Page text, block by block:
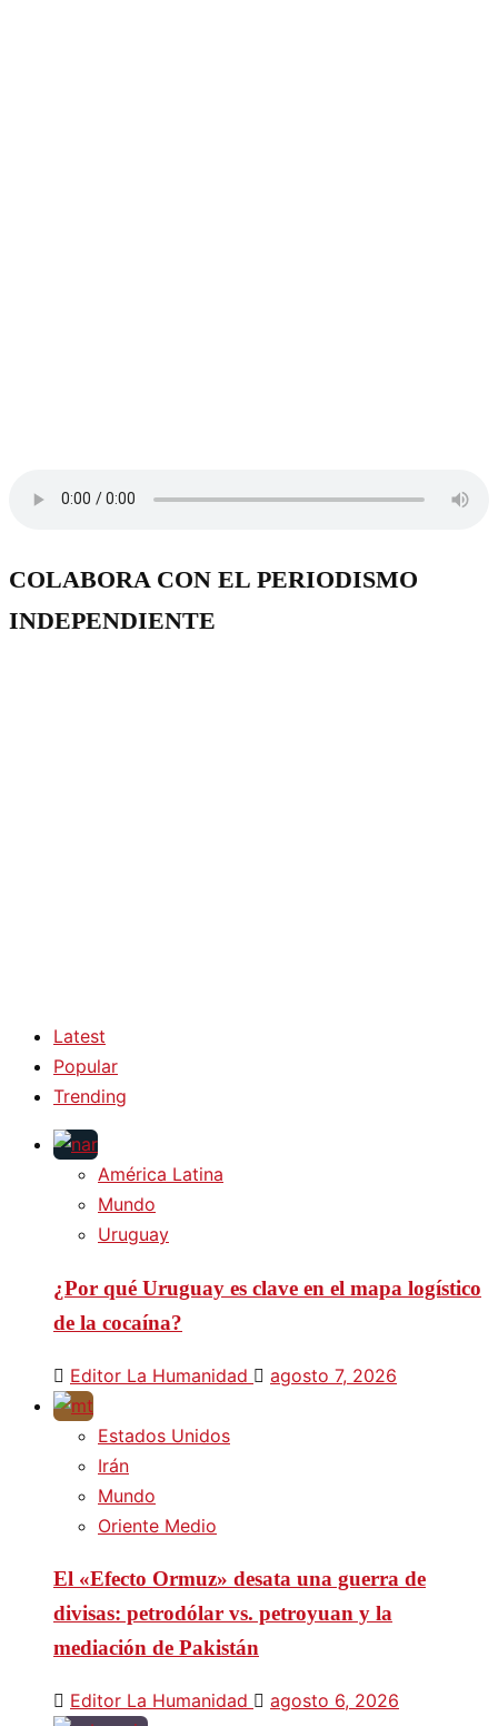
COLABORA CON EL PERIODISMO
INDEPENDIENTE
Latest
Popular
Trending
América Latina
Mundo
Uruguay
¿Por qué Uruguay es clave en el mapa logístico
de la cocaína?
Editor La Humanidad agosto 7, 2026
Estados Unidos
Irán
Mundo
Oriente Medio
El «Efecto Ormuz» desata una guerra de
divisas: petrodólar vs. petroyuan y la
mediación de Pakistán
Editor La Humanidad agosto 6, 2026